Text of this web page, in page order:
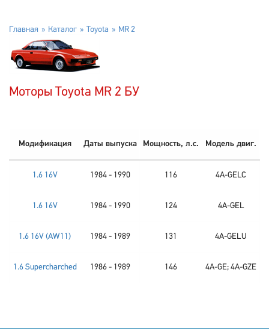
Главная Каталог Toyota MR 2
Моторы Toyota MR 2 БУ
Модификация Даты выпуска Мощность, л.с. Модель двиг.
1.6 16V 1984 - 1990 116 4A-GELC
1.6 16V 1984 - 1990 124 4A-GEL
1.6 16V (AW11) 1984 - 1989 131 4A-GELU
1.6 Supercharched 1986 - 1989 146 4A-GE; 4A-GZE